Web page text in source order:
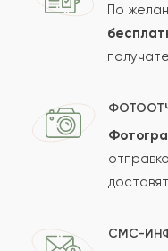
Отзыв
По
СМС-